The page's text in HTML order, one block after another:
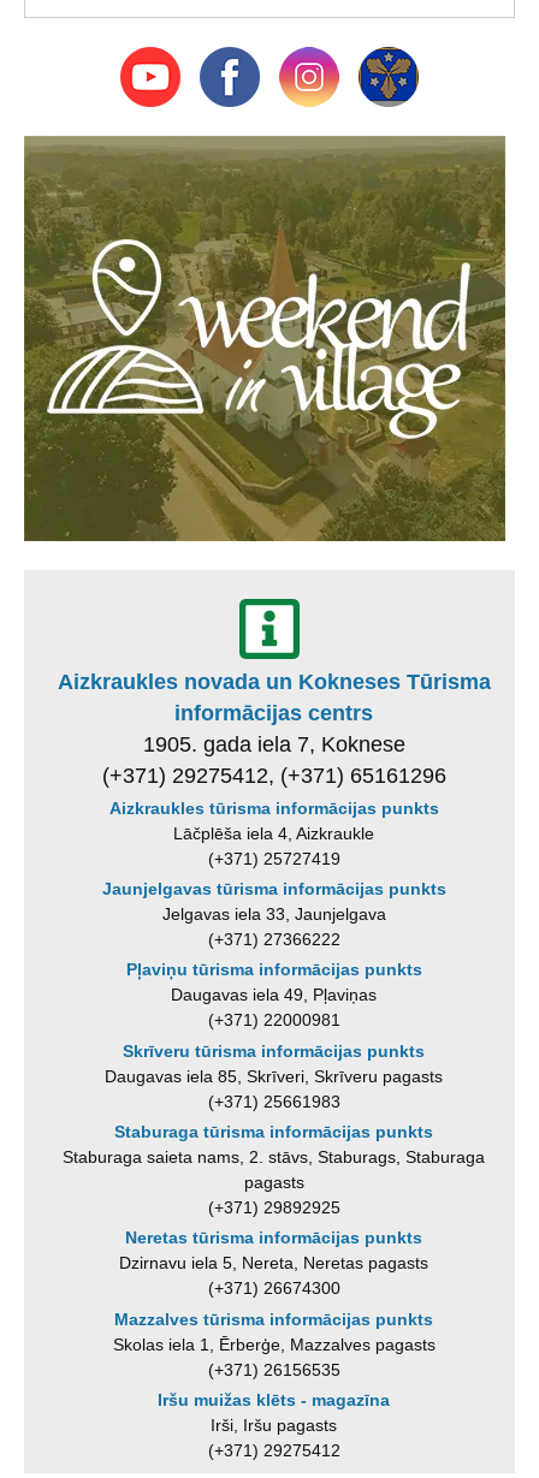
Aizkraukles novada un Kokneses Tūrisma
informācijas centrs
1905. gada iela 7, Koknese
(+371) 29275412, (+371) 65161296
Aizkraukles tūrisma informācijas punkts
Lāčplēša iela 4, Aizkraukle
(+371) 25727419
Jaunjelgavas tūrisma informācijas punkts
Jelgavas iela 33, Jaunjelgava
(+371) 27366222
Pļaviņu tūrisma informācijas punkts
Daugavas iela 49, Pļaviņas
(+371) 22000981
Skrīveru tūrisma informācijas punkts
Daugavas iela 85, Skrīveri, Skrīveru pagasts
(+371) 25661983
Staburaga tūrisma informācijas punkts
Staburaga saieta nams, 2. stāvs, Staburags, Staburaga
pagasts
(+371) 29892925
Neretas tūrisma informācijas punkts
Dzirnavu iela 5, Nereta, Neretas pagasts
(+371) 26674300
Mazzalves tūrisma informācijas punkts
Skolas iela 1, Ērberģe, Mazzalves pagasts
(+371) 26156535
Iršu muižas klēts - magazīna
Irši, Iršu pagasts
(+371) 29275412